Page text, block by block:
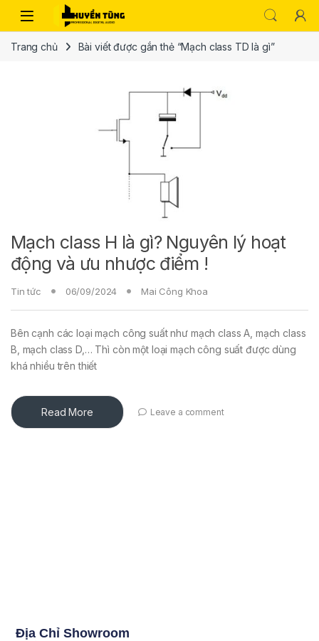
Trang chủ Bài viết được gắn thẻ “Mạch class TD là gì”
Mạch class H là gì? Nguyên lý hoạt
động và ưu nhược điểm !
Tin tức 06/09/2024 Mai Công Khoa
Bên cạnh các loại mạch công suất như mạch class A, mạch class
B, mạch class D,… Thì còn một loại mạch công suất được dùng
khá nhiều trên thiết
Read More Leave a comment
Địa Chỉ Showroom